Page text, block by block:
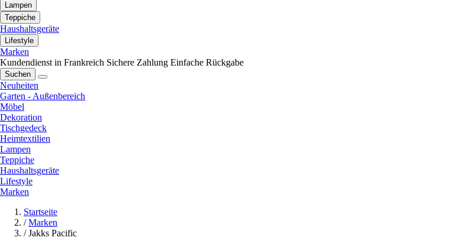
Lampen
Teppiche
Haushaltsgeräte
Lifestyle
Marken
Kundendienst in Frankreich Sichere Zahlung Einfache Rückgabe
Suchen
Neuheiten
Garten - Außenbereich
Möbel
Dekoration
Tischgedeck
Heimtextilien
Lampen
Teppiche
Haushaltsgeräte
Lifestyle
Marken
Startseite
/ Marken
/ Jakks Pacific